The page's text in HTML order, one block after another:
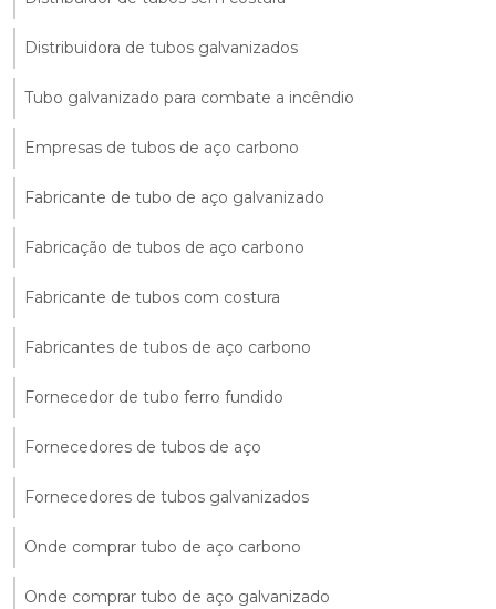
Distribuidora de tubos galvanizados
Tubo galvanizado para combate a incêndio
Empresas de tubos de aço carbono
Fabricante de tubo de aço galvanizado
Fabricação de tubos de aço carbono
Fabricante de tubos com costura
Fabricantes de tubos de aço carbono
Fornecedor de tubo ferro fundido
Fornecedores de tubos de aço
Fornecedores de tubos galvanizados
Onde comprar tubo de aço carbono
Onde comprar tubo de aço galvanizado